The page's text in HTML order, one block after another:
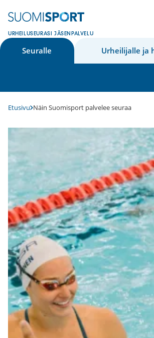
sisältöön
URHEILUSEURASI JÄSENPALVELU
Seuralle
Urheilijalle ja
Etusivu Näin Suomisport palvelee seuraa